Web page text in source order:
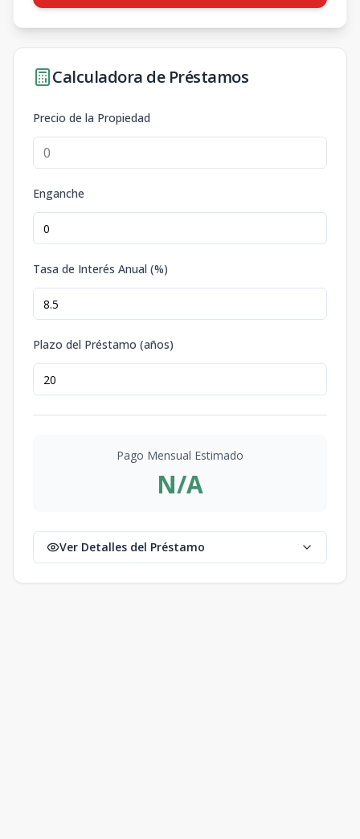
Calculadora de Préstamos
Precio de la Propiedad
Enganche
Tasa de Interés Anual (%)
Plazo del Préstamo (años)
Pago Mensual Estimado
N/A
Ver Detalles del Préstamo